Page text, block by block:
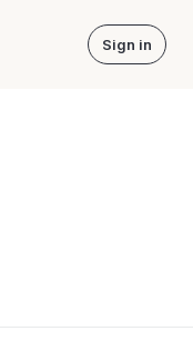
Sign in